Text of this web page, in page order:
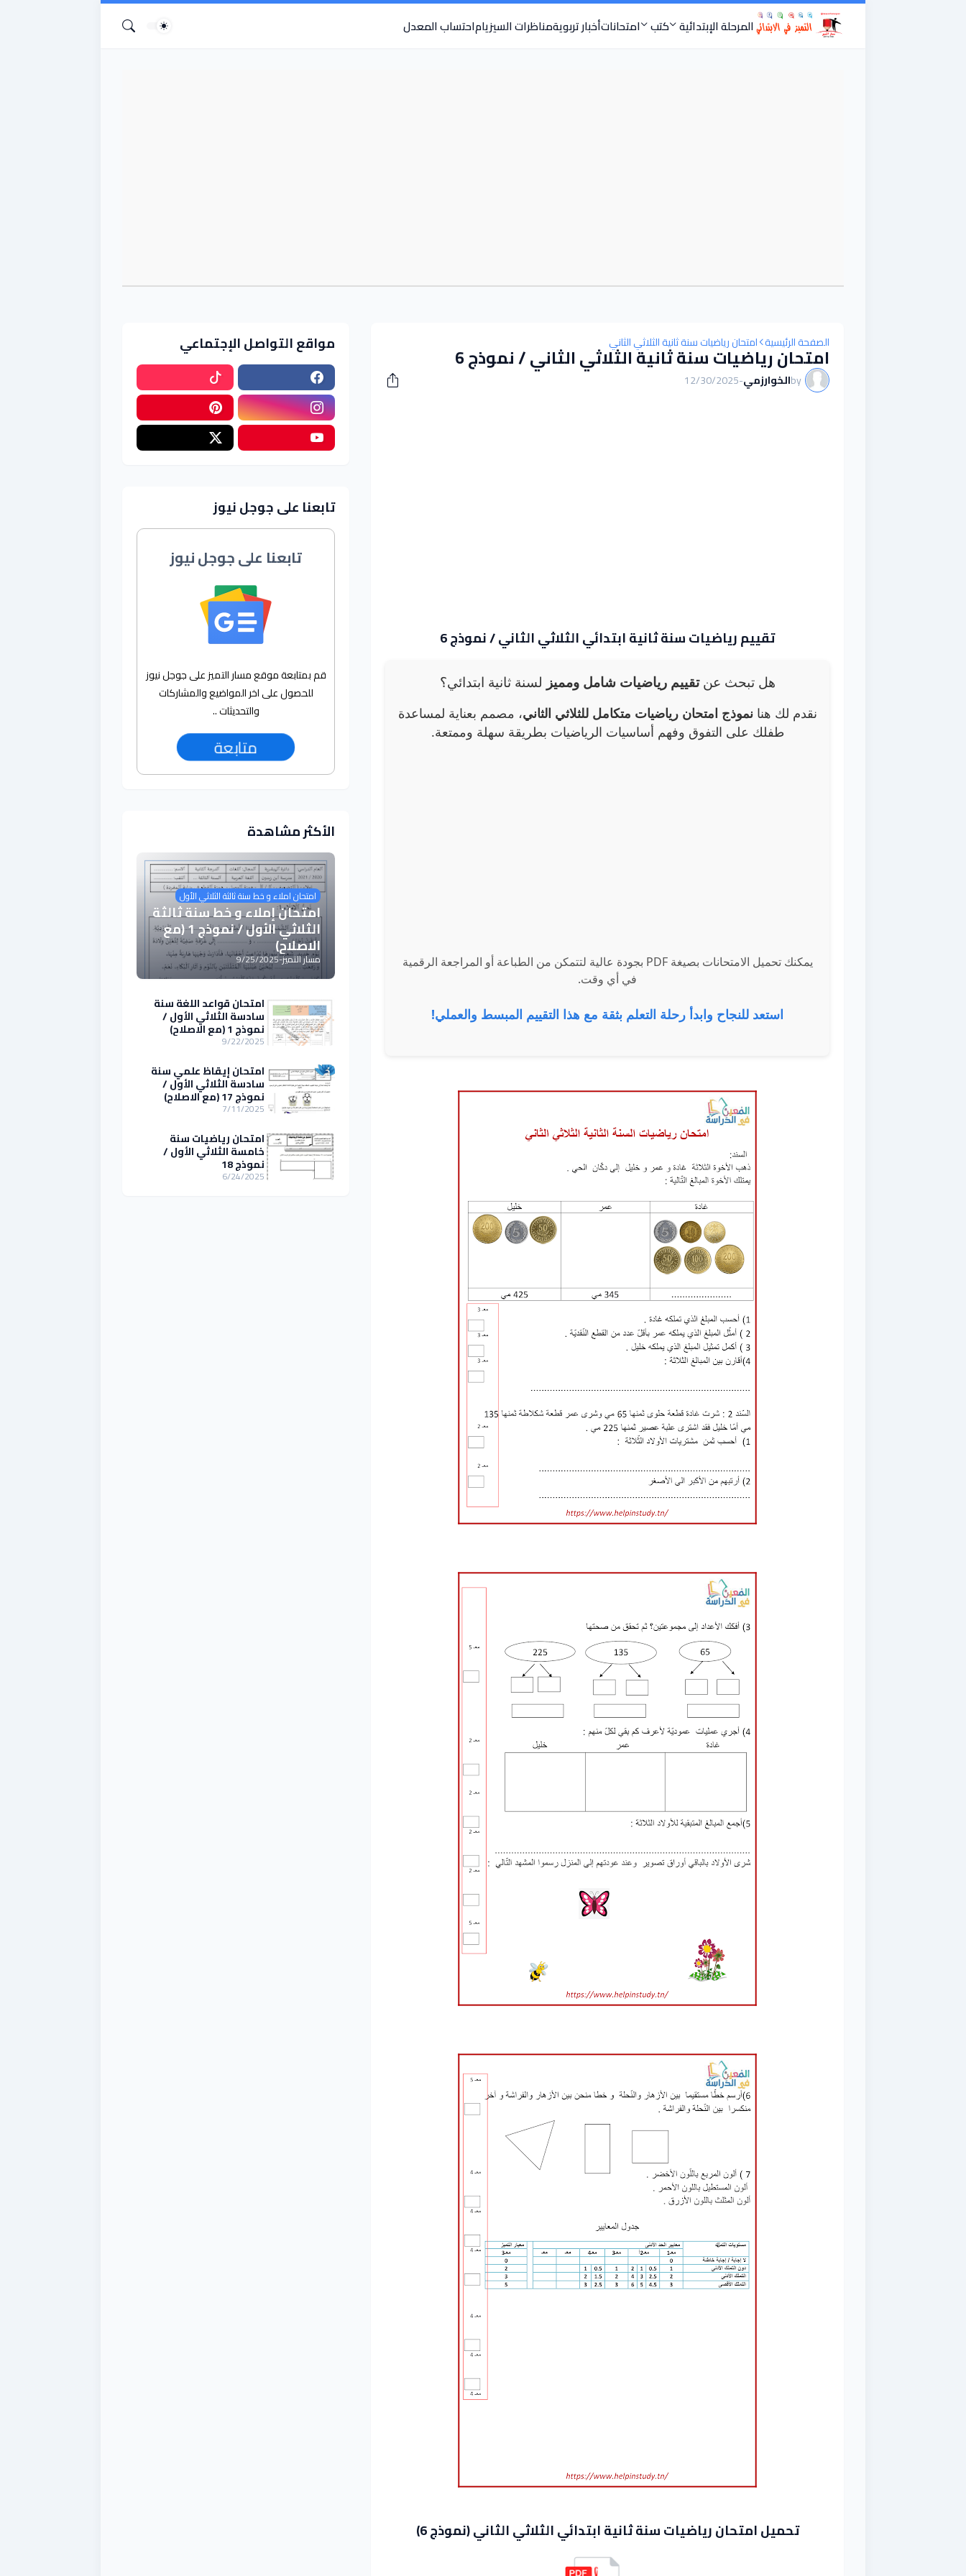
المرحلة الإبتدائية كتب امتحاناتأخبار تربويةمناظرات السيزياماحتساب المعدل
الصفحة الرئيسية امتحان رياضيات سنة ثانية الثلاثي الثاني
امتحان رياضيات سنة ثانية الثلاثي الثاني / نموذج 6
byالخوارزمي-
12/30/2025
تقييم رياضيات سنة ثانية ابتدائي الثلاثي الثاني / نموذج 6
هل تبحث عنتقييم رياضيات شامل ومميز لسنة ثانية ابتدائي؟
نقدم لك هنانموذج امتحان رياضيات متكامل للثلاثي الثاني، مصمم بعناية لمساعدة
طفلك على التفوق وفهم أساسيات الرياضيات بطريقة سهلة وممتعة.
يمكنك تحميل الامتحانات بصيغة PDF بجودة عالية لتتمكن من الطباعة أو المراجعة الرقمية
في أي وقت.
استعد للنجاح وابدأ رحلة التعلم بثقة مع هذا التقييم المبسط والعملي!
تحميل امتحان رياضيات سنة ثانية ابتدائي الثلاثي الثاني (نموذج 6)
مواقع التواصل الإجتماعي
تابعنا على جوجل نيوز
تابعنا على جوجل نيوز
قم بمتابعة موقع مسار التميز على جوجل نيوز
للحصول على اخر المواضيع والمشاركات
والتحديثات ..
متابعة
الأكثر مشاهدة
امتحان املاء و خط سنة ثالثة الثلاثي الأول
امتحان إملاء و خط سنة ثالثة
الثلاثي الأول / نموذج 1 (مع
الاصلاح)
مسار التميز-
9/25/2025
امتحان قواعد اللغة سنة
سادسة الثلاثي الأول /
نموذج 1 (مع الاصلاح)
9/22/2025
امتحان إيقاظ علمي سنة
سادسة الثلاثي الأول /
نموذج 17 (مع الاصلاح)
7/11/2025
امتحان رياضيات سنة
خامسة الثلاثي الأول /
نموذج 18
6/24/2025